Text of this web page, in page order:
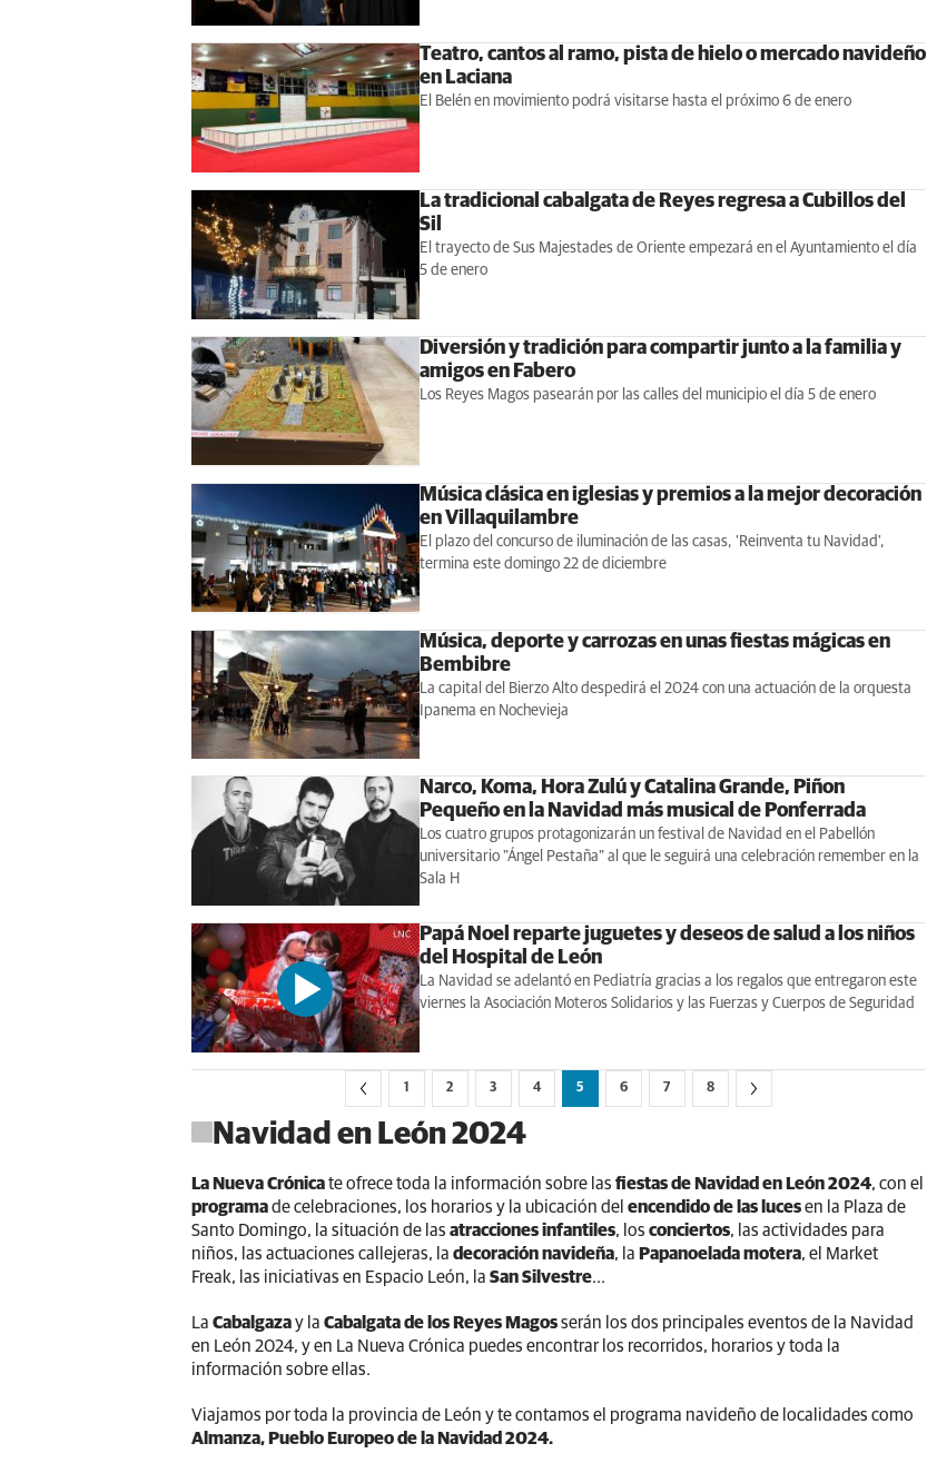
Teatro, cantos al ramo, pista de hielo o mercado navideño
en Laciana
El Belén en movimiento podrá visitarse hasta el próximo 6 de enero
La tradicional cabalgata de Reyes regresa a Cubillos del
Sil
El trayecto de Sus Majestades de Oriente empezará en el Ayuntamiento el día
5 de enero
Diversión y tradición para compartir junto a la familia y
amigos en Fabero
Los Reyes Magos pasearán por las calles del municipio el día 5 de enero
Música clásica en iglesias y premios a la mejor decoración
en Villaquilambre
El plazo del concurso de iluminación de las casas, 'Reinventa tu Navidad',
termina este domingo 22 de diciembre
Música, deporte y carrozas en unas fiestas mágicas en
Bembibre
La capital del Bierzo Alto despedirá el 2024 con una actuación de la orquesta
Ipanema en Nochevieja
Narco, Koma, Hora Zulú y Catalina Grande, Piñon
Pequeño en la Navidad más musical de Ponferrada
Los cuatro grupos protagonizarán un festival de Navidad en el Pabellón
universitario "Ángel Pestaña" al que le seguirá una celebración remember en la
Sala H
Papá Noel reparte juguetes y deseos de salud a los niños
del Hospital de León
La Navidad se adelantó en Pediatría gracias a los regalos que entregaron este
viernes la Asociación Moteros Solidarios y las Fuerzas y Cuerpos de Seguridad
1 2 3 4 5 6 7 8
Navidad en León 2024
La Nueva Crónicate ofrece toda la información sobre las fiestas de Navidad en León 2024, con el
programade celebraciones, los horarios y la ubicación del encendido de las lucesen la Plaza de
Santo Domingo, la situación de las atracciones infantiles, los conciertos, las actividades para
niños, las actuaciones callejeras, la decoración navideña, la Papanoelada motera, el Market
Freak, las iniciativas en Espacio León, la San Silvestre...
La Cabalgazay la Cabalgata de los Reyes Magosserán los dos principales eventos de la Navidad
en León 2024, y en La Nueva Crónica puedes encontrar los recorridos, horarios y toda la
información sobre ellas.
Viajamos por toda la provincia de León y te contamos el programa navideño de localidades como
Almanza, Pueblo Europeo de la Navidad 2024.